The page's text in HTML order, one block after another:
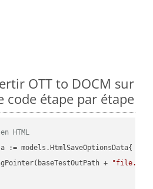
OTT to DOCM sur
code étape par étape
HTML
:= models.HtmlSaveOptionsData{
+
"file.OTT"